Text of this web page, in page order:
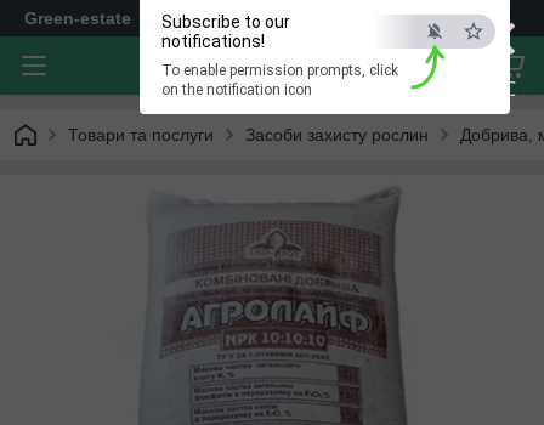
×
ESC
Subscribe to our
notifications!
To enable permission prompts, click
on the notification icon
Green-estate
Товари та послуги Засоби захисту рослин Добрива,